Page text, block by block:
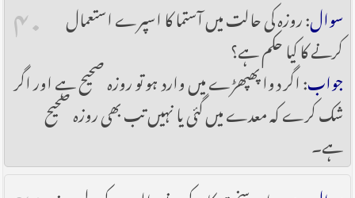
۴۰ سوال: روزہ کی حالت میں آستما کا اسپرے استعمال
کرنے کا کیا حکم ہے؟
جواب: اگر دوا پھپھڑے میں وارد ہو تو روزہ صحیح ہے اور اگر
شک کرے کہ معدے میں گئی یا نہیں تب بھی روزہ صحیح
ہے۔